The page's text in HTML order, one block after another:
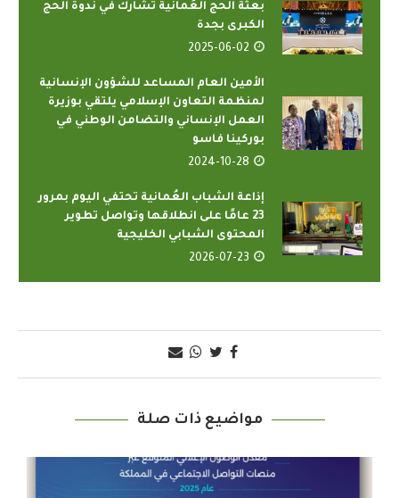
بعثة الحج العُمانية تشارك في ندوة الحج
الكبرى بجدة
2025-06-02
الأمين العام المساعد للشؤون الإنسانية
لمنظمة التعاون الإسلامي يلتقي بوزيرة
العمل الإنساني والتضامن الوطني في
بوركينا فاسو
2024-10-28
إذاعة الشباب العُمانية تحتفي اليوم بمرور
23 عامًا على انطلاقها وتواصل تطوير
المحتوى الشبابي الخليجية
2026-07-23
مواضيع ذات صلة